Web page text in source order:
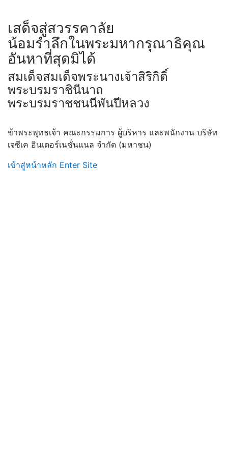
เสด็จสู่สวรรคาลัย
น้อมรำลึกในพระมหากรุณาธิคุณ
อันหาที่สุดมิได้
สมเด็จสมเด็จพระนางเจ้าสิริกิติ์
พระบรมราชินีนาถ
พระบรมราชชนนีพันปีหลวง
ข้าพระพุทธเจ้า คณะกรรมการ ผู้บริหาร และพนักงาน บริษัท
เจซีเค อินเตอร์เนชั่นแนล จำกัด (มหาชน)
เข้าสู่หน้าหลัก Enter Site